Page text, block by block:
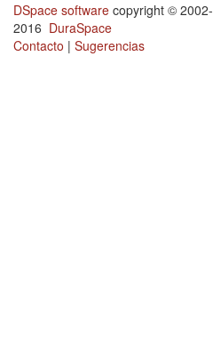
DSpace software copyright © 2002-
2016 DuraSpace
Contacto | Sugerencias